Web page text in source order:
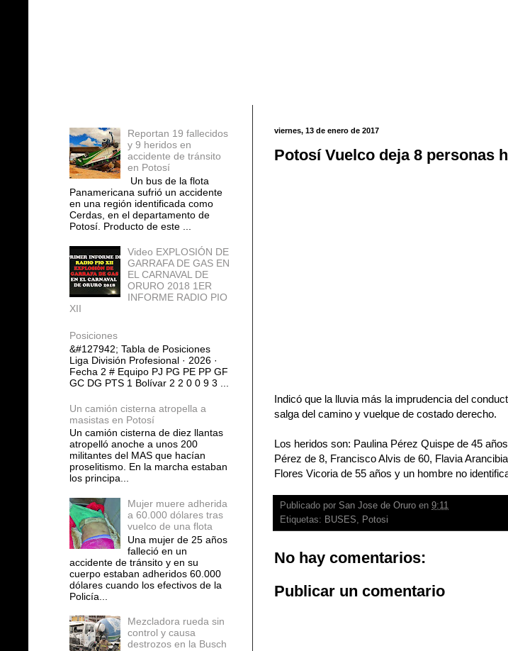
viernes, 13 de enero de 2017
Potosí Vuelco deja 8 personas
Indicó que la lluvia más la imprudencia del
salga del camino y vuelque de costado derecho.
Los heridos son: Paulina Pérez Quispe de 45
Pérez de 8, Francisco Alvis de 60, Flavia
Flores Vicoria de 55 años y un hombre no
Publicado por San Jose de Oruro en 9:11
Etiquetas: BUSES, Potosi
No hay comentarios:
Publicar un comentario
Reportan 19 fallecidos
y 9 heridos en
accidente de tránsito
en Potosí
Un bus de la flota
Panamericana sufrió un accidente
en una región identificada como
Cerdas, en el departamento de
Potosí. Producto de este ...
Video EXPLOSIÓN DE
GARRAFA DE GAS EN
EL CARNAVAL DE
ORURO 2018 1ER
INFORME RADIO PIO
XII
Posiciones
&#127942; Tabla de Posiciones
Liga División Profesional · 2026 ·
Fecha 2 # Equipo PJ PG PE PP GF
GC DG PTS 1 Bolívar 2 2 0 0 9 3 ...
Un camión cisterna atropella a
masistas en Potosí
Un camión cisterna de diez llantas
atropelló anoche a unos 200
militantes del MAS que hacían
proselitismo. En la marcha estaban
los principa...
Mujer muere adherida
a 60.000 dólares tras
vuelco de una flota
Una mujer de 25 años
falleció en un
accidente de tránsito y en su
cuerpo estaban adheridos 60.000
dólares cuando los efectivos de la
Policía...
Mezcladora rueda sin
control y causa
destrozos en la Busch